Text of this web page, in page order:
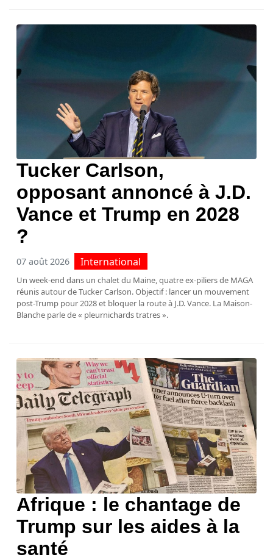
Tucker Carlson,
opposant annoncé à J.D.
Vance et Trump en 2028
?
07 août 2026 International
Un week-end dans un chalet du Maine, quatre ex-piliers de MAGA
réunis autour de Tucker Carlson. Objectif : lancer un mouvement
post-Trump pour 2028 et bloquer la route à J.D. Vance. La Maison-
Blanche parle de « pleurnichards tratres ».
Afrique : le chantage de
Trump sur les aides à la
santé